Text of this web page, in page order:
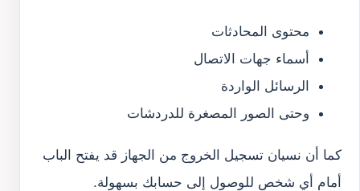
محتوى المحادثات
أسماء جهات الاتصال
الرسائل الواردة
وحتى الصور المصغرة للدردشات
كما أن نسيان تسجيل الخروج من الجهاز قد يفتح الباب
أمام أي شخص للوصول إلى حسابك بسهولة.